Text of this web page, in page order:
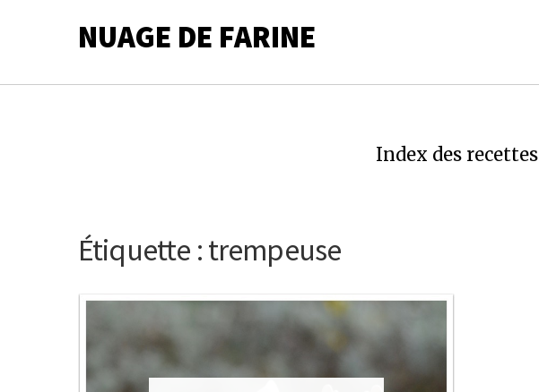
NUAGE DE FARINE
Index des recettes
Étiquette :trempeuse